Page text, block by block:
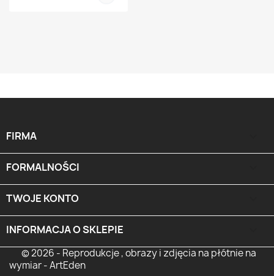
FIRMA
FORMALNOŚCI
TWOJE KONTO
INFORMACJA O SKLEPIE
© 2026 - Reprodukcje , obrazy i zdjęcia na płótnie na
wymiar - ArtEden